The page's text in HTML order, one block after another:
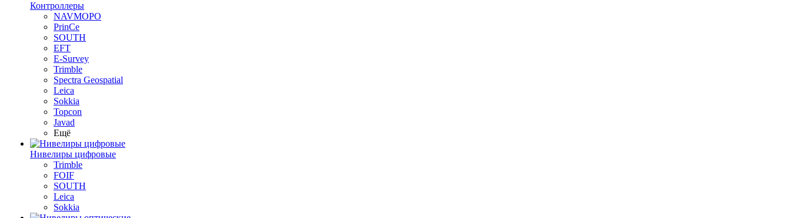
Контроллеры
NAVMOPO
PrinCe
SOUTH
EFT
E-Survey
Trimble
Spectra Geospatial
Leica
Sokkia
Topcon
Javad
Ещё
Нивелиры цифровые
Trimble
FOIF
SOUTH
Leica
Sokkia